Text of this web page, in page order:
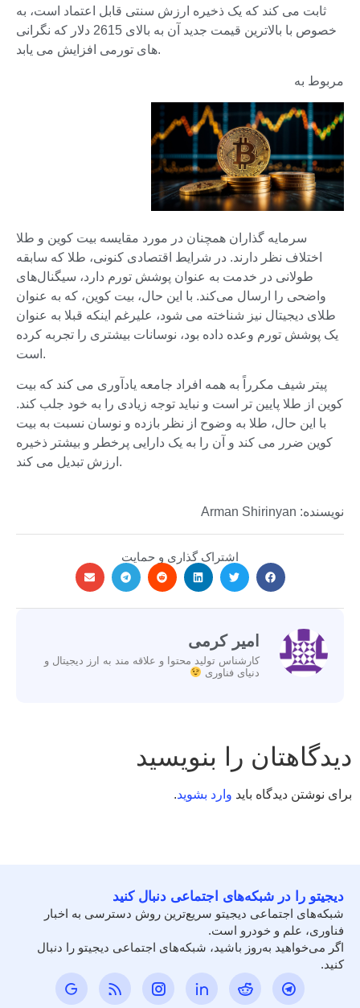
ثابت می کند که یک ذخیره ارزش سنتی قابل اعتماد است، به
خصوص با بالاترین قیمت جدید آن به بالای 2615 دلار که نگرانی
های تورمی افزایش می یابد.
مربوط به
سرمایه گذاران همچنان در مورد مقایسه بیت کوین و طلا
اختلاف نظر دارند. در شرایط اقتصادی کنونی، طلا که سابقه
طولانی در خدمت به عنوان پوشش تورم دارد، سیگنال‌های
واضحی را ارسال می‌کند. با این حال، بیت کوین، که به عنوان
طلای دیجیتال نیز شناخته می شود، علیرغم اینکه قبلا به عنوان
یک پوشش تورم وعده داده بود، نوسانات بیشتری را تجربه کرده
است.
پیتر شیف مکرراً به همه افراد جامعه یادآوری می کند که بیت
کوین از طلا پایین تر است و نباید توجه زیادی را به خود جلب کند.
با این حال، طلا به وضوح از نظر بازده و نوسان نسبت به بیت
کوین ضرر می کند و آن را به یک دارایی پرخطر و بیشتر ذخیره
ارزش تبدیل می کند.
نویسنده: Arman Shirinyan
اشتراک گذاری و حمایت
امیر کرمی
کارشناس تولید محتوا و علاقه مند به ارز دیجیتال و
دنیای فناوری
دیدگاهتان را بنویسید
برای نوشتن دیدگاه باید وارد بشوید.
دیجیتو را در شبکه‌های اجتماعی دنبال کنید
شبکه‌های اجتماعی دیجیتو سریع‌ترین روش دسترسی به اخبار
فناوری، علم و خودرو است.
اگر می‌خواهید به‌روز باشید، شبکه‌های اجتماعی دیجیتو را دنبال
کنید.